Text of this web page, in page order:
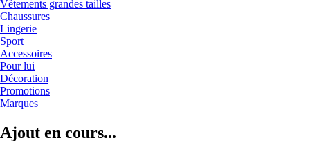
Vêtements grandes tailles
Chaussures
Lingerie
Sport
Accessoires
Pour lui
Décoration
Promotions
Marques
Ajout en cours...